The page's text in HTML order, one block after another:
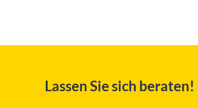
Lassen Sie sich beraten!